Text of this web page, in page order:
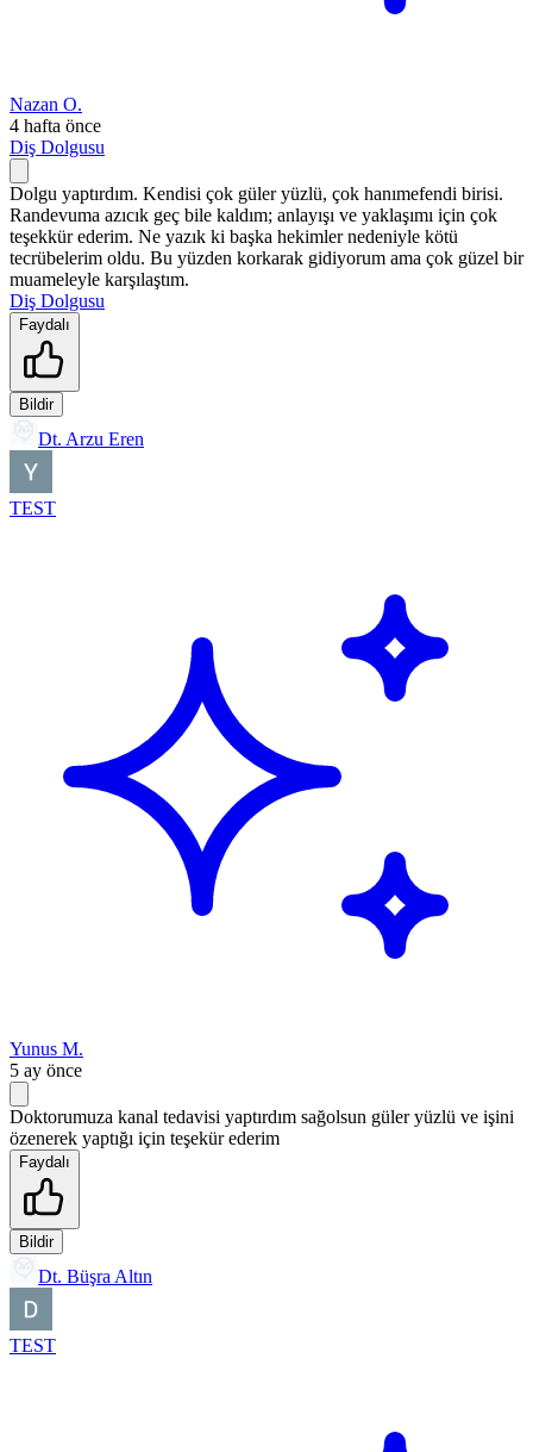
Nazan O.
4 hafta önce
Diş Dolgusu
Dolgu yaptırdım. Kendisi çok güler yüzlü, çok hanımefendi birisi.
Randevuma azıcık geç bile kaldım; anlayışı ve yaklaşımı için çok
teşekkür ederim. Ne yazık ki başka hekimler nedeniyle kötü
tecrübelerim oldu. Bu yüzden korkarak gidiyorum ama çok güzel bir
muameleyle karşılaştım.
Diş Dolgusu
Faydalı
Bildir
Dt. Arzu Eren
TEST
Yunus M.
5 ay önce
Doktorumuza kanal tedavisi yaptırdım sağolsun güler yüzlü ve işini
özenerek yaptığı için teşekür ederim
Faydalı
Bildir
Dt. Büşra Altın
TEST